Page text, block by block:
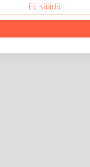
Ei, säädä